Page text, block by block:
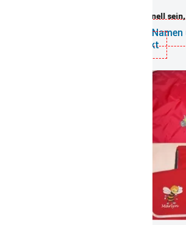
Schnell sein, nur noch1
Turnbeutel rot mit
bestickt